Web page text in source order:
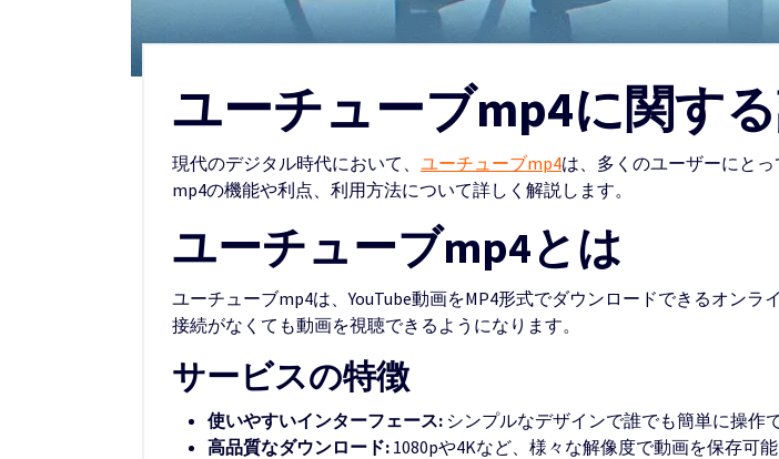
ユーチューブmp4に関す
現代のデジタル時代において、 ユーチューブmp4は、多くのユーザーにと
mp4の機能や利点、利用方法について詳しく解説します。
ユーチューブmp4とは
ユーチューブmp4は、YouTube動画をMP4形式でダウンロードできるオン
接続がなくても動画を視聴できるようになります。
サービスの特徴
使いやすいインターフェース: シンプルなデザインで誰でも簡単に操作
高品質なダウンロード: 1080pや4Kなど、様々な解像度で動画を保存可能